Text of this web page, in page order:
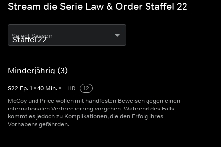
Stream die Serie Law & Order Staffel 22
Select Season
Minderjährig (3)
S22 Ep.1 • 40 Min. • HD
12
McCoy und Price wollen mit handfesten Beweisen gegen einen
internationalen Verbrecherring vorgehen. Während des Falls
kommt es jedoch zu Komplikationen, die den Erfolg ihres
Vorhabens gefährden.